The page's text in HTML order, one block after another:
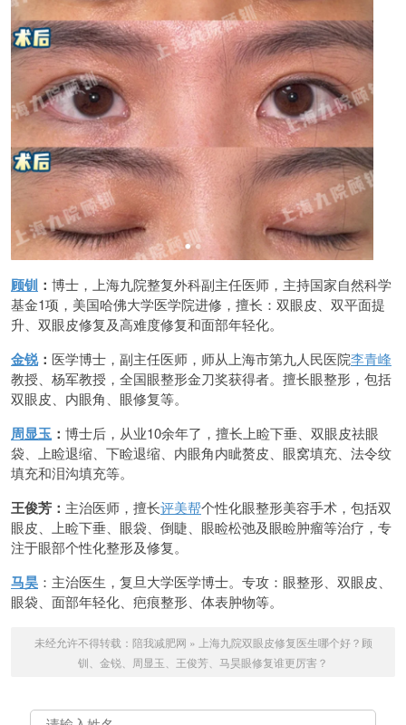
顾钏 ： 博士，上海九院整复外科副主任医师，主持国家自然科学
基金1项，美国哈佛大学医学院进修，擅长：双眼皮、双平面提
升、双眼皮修复及高难度修复和面部年轻化。
金锐： 医学博士，副主任医师，师从上海市第九人民医院李青峰
教授、杨军教授，全国眼整形金刀奖获得者。擅长眼整形，包括
双眼皮、内眼角、眼修复等。
周显玉 ： 博士后，从业10余年了，擅长上睑下垂、双眼皮祛眼
袋、上睑退缩、下睑退缩、内眼角内眦赘皮、眼窝填充、法令纹
填充和泪沟填充等。
王俊芳： 主治医师，擅长评美帮个性化眼整形美容手术，包括双
眼皮、上睑下垂、眼袋、倒睫、眼睑松弛及眼睑肿瘤等治疗，专
注于眼部个性化整形及修复。
马昊 ：主治医生，复旦大学医学博士。专攻：眼整形、双眼皮、
眼袋、面部年轻化、疤痕整形、体表肿物等。
未经允许不得转载： 陪我减肥网 » 上海九院双眼皮修复医生哪个好？顾
钏、金锐、周显玉、王俊芳、马昊眼修复谁更厉害？